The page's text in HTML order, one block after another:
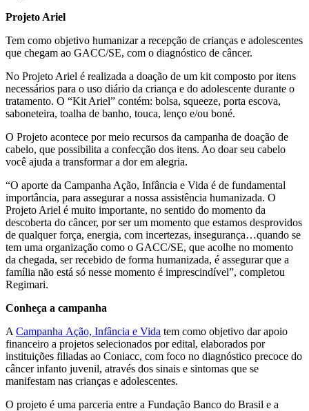
Projeto Ariel
Tem como objetivo humanizar a recepção de crianças e adolescentes
que chegam ao GACC/SE, com o diagnóstico de câncer.
No Projeto Ariel é realizada a doação de um kit composto por itens
necessários para o uso diário da criança e do adolescente durante o
tratamento. O “Kit Ariel” contém: bolsa, squeeze, porta escova,
saboneteira, toalha de banho, touca, lenço e/ou boné.
O Projeto acontece por meio recursos da campanha de doação de
cabelo, que possibilita a confecção dos itens. Ao doar seu cabelo
você ajuda a transformar a dor em alegria.
“O aporte da Campanha Ação, Infância e Vida é de fundamental
importância, para assegurar a nossa assistência humanizada. O
Projeto Ariel é muito importante, no sentido do momento da
descoberta do câncer, por ser um momento que estamos desprovidos
de qualquer força, energia, com incertezas, insegurança…quando se
tem uma organização como o GACC/SE, que acolhe no momento
da chegada, ser recebido de forma humanizada, é assegurar que a
família não está só nesse momento é imprescindível”, completou
Regimari.
Conheça a campanha
A Campanha Ação, Infância e Vida tem como objetivo dar apoio
financeiro a projetos selecionados por edital, elaborados por
instituições filiadas ao Coniacc, com foco no diagnóstico precoce do
câncer infanto juvenil, através dos sinais e sintomas que se
manifestam nas crianças e adolescentes.
O projeto é uma parceria entre a Fundação Banco do Brasil e a